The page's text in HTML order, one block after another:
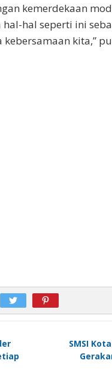
kemerdekaan
hal-hal seperti ini
kita,”
SMSI